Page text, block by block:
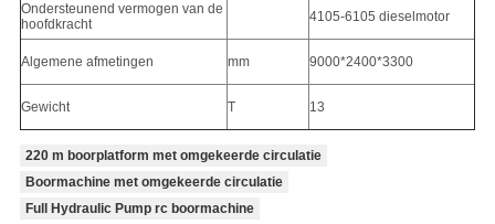
Ondersteunend vermogen van de
hoofdkracht
4105-6105 dieselmotor
Algemene afmetingen mm 9000*2400*3300
Gewicht T 13
220 m boorplatform met omgekeerde circulatie
Boormachine met omgekeerde circulatie
Full Hydraulic Pump rc boormachine